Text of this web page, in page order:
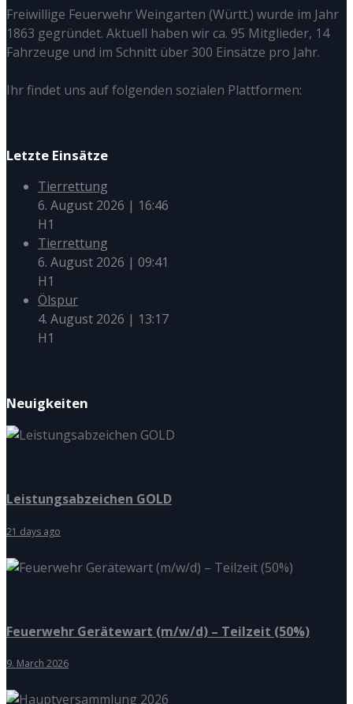
Freiwillige Feuerwehr Weingarten (Württ.) wurde im Jahr
1863 gegründet. Aktuell haben wir ca. 95 Mitglieder, 14
Fahrzeuge und im Schnitt über 300 Einsätze pro Jahr.
Ihr findet uns auf folgenden sozialen Plattformen:
Letzte Einsätze
Tierrettung
6. August 2026 | 16:46
H1
Tierrettung
6. August 2026 | 09:41
H1
Ölspur
4. August 2026 | 13:17
H1
Neuigkeiten
Leistungsabzeichen GOLD
21 days ago
Feuerwehr Gerätewart (m/w/d) – Teilzeit (50%)
9. March 2026